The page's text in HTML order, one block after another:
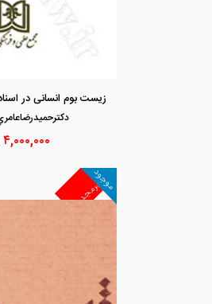
زیست بوم انسانی در
۴,۰۰۰,۰۰۰
غیرمجد
موجود